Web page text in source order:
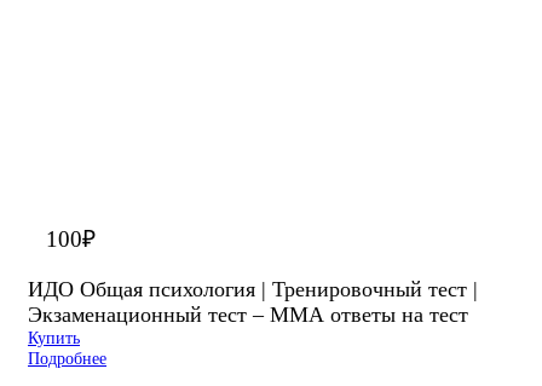
100₽
ИДО Общая психология | Тренировочный тест |
Экзаменационный тест – ММА ответы на тест
Купить
Подробнее